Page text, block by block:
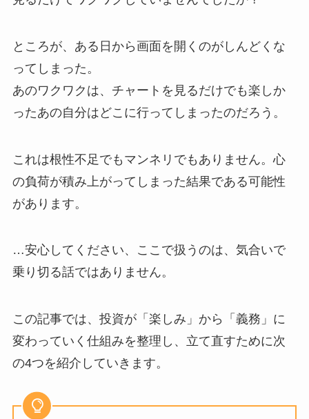
ところが、ある日から画面を開くのがしんどくな
ってしまった。
あのワクワクは、チャートを見るだけでも楽しか
ったあの自分はどこに行ってしまったのだろう。
これは根性不足でもマンネリでもありません。心
の負荷が積み上がってしまった結果である可能性
があります。
…安心してください、ここで扱うのは、気合いで
乗り切る話ではありません。
この記事では、投資が「楽しみ」から「義務」に
変わっていく仕組みを整理し、 立て直すために次
の4つを紹介していきます。